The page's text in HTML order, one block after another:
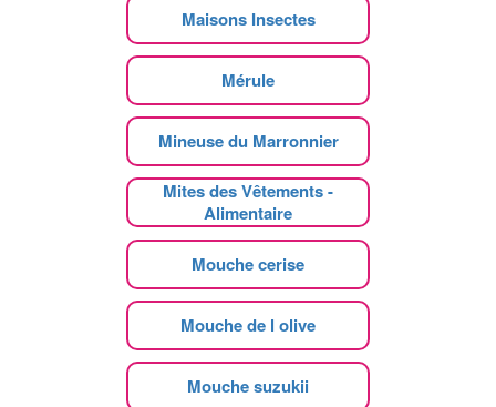
Maisons Insectes
Mérule
Mineuse du Marronnier
Mites des Vêtements -
Alimentaire
Mouche cerise
Mouche de l olive
Mouche suzukii